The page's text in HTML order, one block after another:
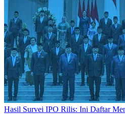
Hasil Survei IPO Rilis: Ini Daftar